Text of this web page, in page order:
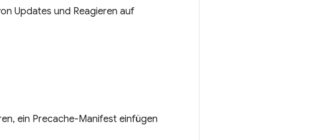
Updates und Reagieren auf
ein Precache-Manifest einfügen